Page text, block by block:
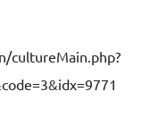
cultureMain.php?